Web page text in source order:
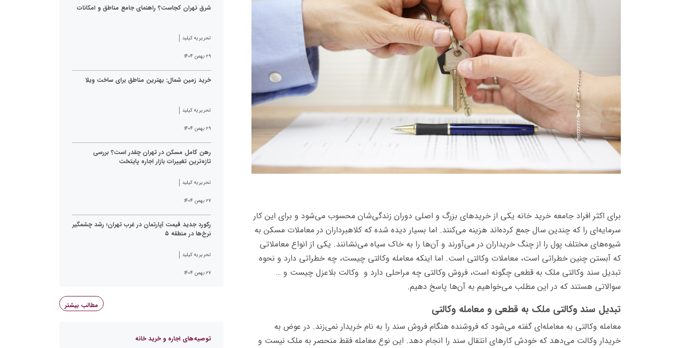
برای اکثر افراد جامعه خرید خانه یکی از خریدهای بزرگ و اصلی دوران زندگی‌شان محسوب می‌شود و برای این کار
سرمایه‌ای را که چندین سال جمع کرده‌اند هزینه می‌کنند. اما بسیار دیده شده که کلاهبرداران در معاملات مسکن به
شیوه‌های مختلف پول را از چنگ خریداران در می‌آورند و آن‌ها را به خاک سیاه می‌نشانند. یکی از انواع معاملاتی
که آبستن چنین خطراتی است، معاملات وکالتی است. اما اینکه معامله وکالتی چیست، چه خطراتی دارد و نحوه
تبدیل سند وکالتی ملک به قطعی چگونه است، فروش وکالتی چه مراحلی دارد و وکالت بلاعزل چیست و …
سوالاتی هستند که در این مطلب می‌خواهیم به آن‌ها پاسخ دهیم.
تبدیل سند وکالتی ملک به قطعی و معامله وکالتی
معامله وکالتی به معامله‌ای گفته می‌شود که فروشنده هنگام فروش سند را به نام خریدار نمی‌زند. در عوض به
خریدار وکالت می‌دهد که خودش کارهای انتقال سند را انجام دهد. این نوع معامله فقط منحصر به ملک نیست و
شرق تهران کجاست؟ راهنمای جامع مناطق و امکانات
تحریریه کیلید
۲۹ بهمن ۱۴۰۴
خرید زمین شمال: بهترین مناطق برای ساخت ویلا
تحریریه کیلید
۲۹ بهمن ۱۴۰۴
رهن کامل مسکن در تهران چقدر است؟ بررسی
تازه‌ترین تغییرات بازار اجاره پایتخت
تحریریه کیلید
۲۷ بهمن ۱۴۰۴
رکورد جدید قیمت آپارتمان در غرب تهران؛ رشد چشمگیر
نرخ‌ها در منطقه ۵
تحریریه کیلید
۲۷ بهمن ۱۴۰۴
مطالب بیشتر
توصیه‌های اجاره و خرید خانه